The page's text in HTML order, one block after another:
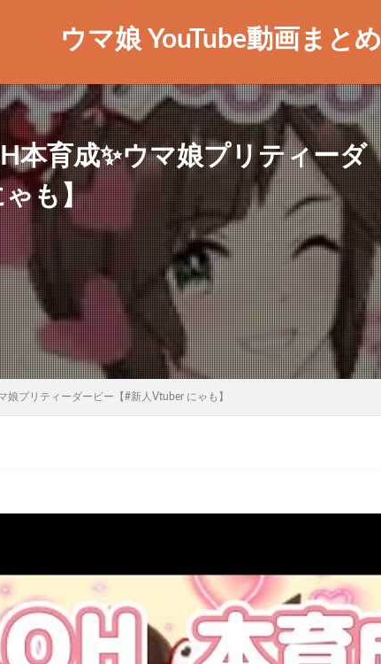
ウマ娘 YouTube動画まとめ
本育成✨ウマ娘プリティーダ
ゃも】
娘プリティーダービー【#新人Vtuber にゃも】